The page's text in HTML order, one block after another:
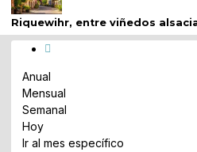
Riquewihr, entre viñedos
Anual
Mensual
Semanal
Hoy
Ir al mes específico